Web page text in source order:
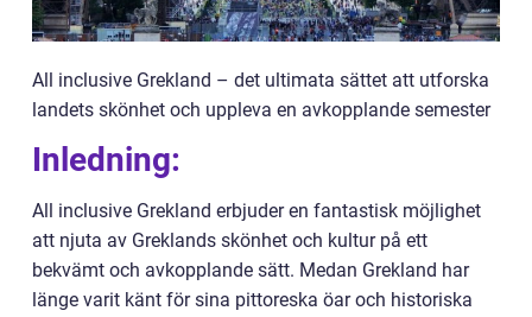
All inclusive Grekland – det ultimata sättet att utforska
landets skönhet och uppleva en avkopplande semester
Inledning:
All inclusive Grekland erbjuder en fantastisk möjlighet
att njuta av Greklands skönhet och kultur på ett
bekvämt och avkopplande sätt. Medan Grekland har
länge varit känt för sina pittoreska öar och historiska